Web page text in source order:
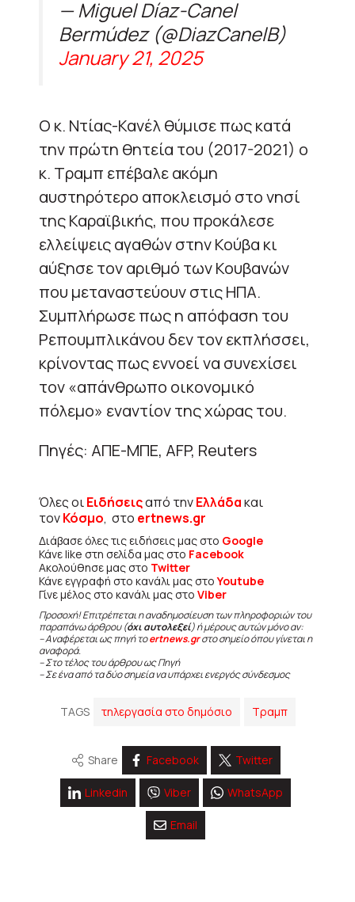
— Miguel Díaz-Canel
Bermúdez (@DiazCanelB)
January 21, 2025
Ο κ. Ντίας-Κανέλ θύμισε πως κατά
την πρώτη θητεία του (2017-2021) ο
κ. Τραμπ επέβαλε ακόμη
αυστηρότερο αποκλεισμό στο νησί
της Καραϊβικής, που προκάλεσε
ελλείψεις αγαθών στην Κούβα κι
αύξησε τον αριθμό των Κουβανών
που μεταναστεύουν στις ΗΠΑ.
Συμπλήρωσε πως η απόφαση του
Ρεπουμπλικάνου δεν τον εκπλήσσει,
κρίνοντας πως εννοεί να συνεχίσει
τον «απάνθρωπο οικονομικό
πόλεμο» εναντίον της χώρας του.
Πηγές: ΑΠΕ-ΜΠΕ, AFP, Reuters
Όλες οιΕιδήσειςαπό τηνΕλλάδακαι
τονΚόσμο, στο ertnews.gr
Διάβασε όλες τις ειδήσεις μας στο Google
Κάνε like στη σελίδα μας στο Facebook
Ακολούθησε μας στο Twitter
Κάνε εγγραφή στο κανάλι μας στοYoutube
Γίνε μέλος στο κανάλι μας στο Viber
Προσοχή! Επιτρέπεται η αναδημοσίευση των πληροφοριών του
παραπάνω άρθρου (όχι αυτολεξεί) ή μέρους αυτών μόνο αν:
– Αναφέρεται ως πηγή τοertnews.grστο σημείο όπου γίνεται η
αναφορά.
– Στο τέλος του άρθρου ως Πηγή
– Σε ένα από τα δύο σημεία να υπάρχει ενεργός σύνδεσμος
TAGS τηλεργασία στο δημόσιο Τραμπ
Share Facebook Twitter
Linkedin Viber WhatsApp
Email